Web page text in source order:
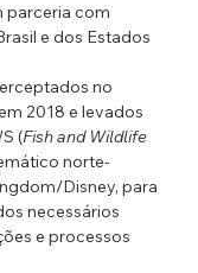
parceria com
e dos Estados
no
2018 e levados
(Fish and Wildlife
norte-
Disney, para
necessários
e processos